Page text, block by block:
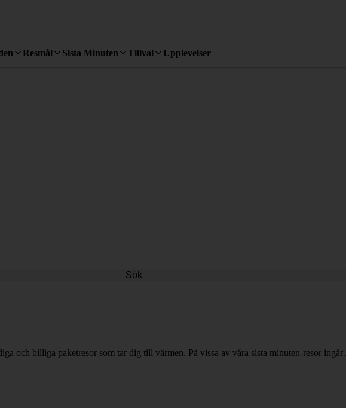
Resmål Sista Minuten Tillval Upplevelser
Sök
och billiga paketresor som tar dig till värmen. På vissa av våra sista minuten-resor ingår